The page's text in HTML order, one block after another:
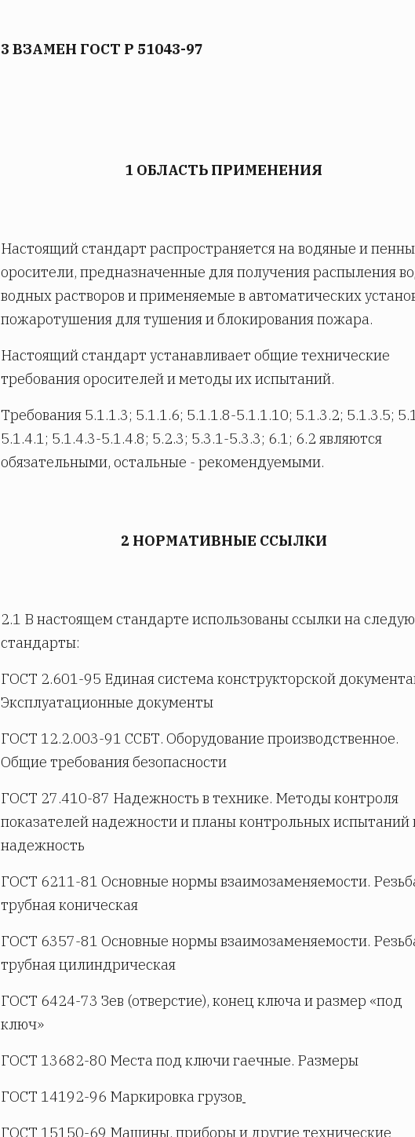
3 ВЗАМЕН ГОСТ Р 51043-97
1 ОБЛАСТЬ ПРИМЕНЕНИЯ
Настоящий стандарт распространяется на водяные и
оросители, предназначенные для получения распыления
водных растворов и применяемые в автоматических
пожаротушения для тушения и блокирования пожара.
Настоящий стандарт устанавливает общие технические
требования оросителей и методы их испытаний.
Требования 5.1.1.3; 5.1.1.6; 5.1.1.8-5.1.1.10; 5.1.3.2; 5.1.3.5;
5.1.4.1; 5.1.4.3-5.1.4.8; 5.2.3; 5.3.1-5.3.3; 6.1; 6.2 являются
обязательными, остальные - рекомендуемыми.
2 НОРМАТИВНЫЕ ССЫЛКИ
2.1 В настоящем стандарте использованы ссылки на
стандарты:
ГОСТ 2.601-95 Единая система конструкторской
Эксплуатационные документы
ГОСТ 12.2.003-91 ССБТ. Оборудование производственное.
Общие требования безопасности
ГОСТ 27.410-87 Надежность в технике. Методы контроля
показателей надежности и планы контрольных испытаний
надежность
ГОСТ 6211-81 Основные нормы взаимозаменяемости.
трубная коническая
ГОСТ 6357-81 Основные нормы взаимозаменяемости.
трубная цилиндрическая
ГОСТ 6424-73 Зев (отверстие), конец ключа и размер «под
ключ»
ГОСТ 13682-80 Места под ключи гаечные. Размеры
ГОСТ 14192-96 Маркировка грузов
ГОСТ 15150-69 Машины, приборы и другие технические